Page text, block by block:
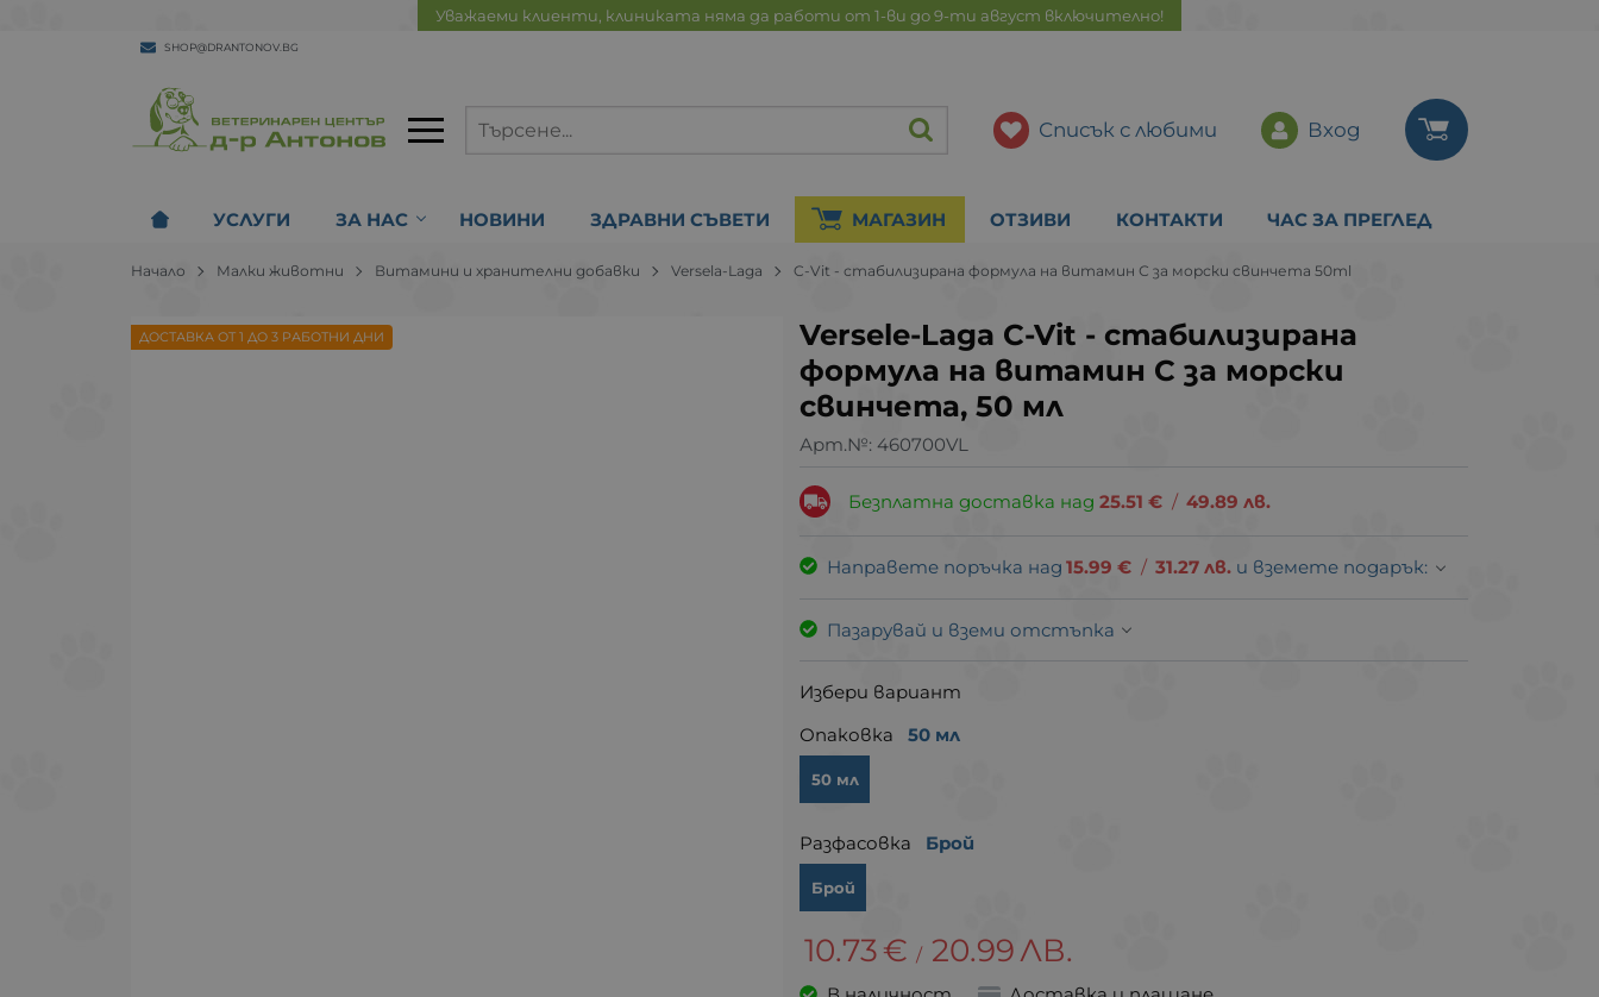
Уважаеми клиенти, клиниката няма да работи от 1-ви до 9-ти август включително!
SHOP@DRANTONOV.BG
Списък с любими Вход
УСЛУГИ ЗА НАС НОВИНИ ЗДРАВНИ СЪВЕТИ МАГАЗИН ОТЗИВИ КОНТАКТИ ЧАС ЗА ПРЕГЛЕД
Начало Малки животни Витамини и хранителни добавки Versela-Laga C-Vit - стабилизирана формула на витамин С за морски свинчета 50ml
Versele-Laga C-Vit - стабилизирана
формула на витамин С за морски
свинчета, 50 мл
Арт.№: 460700VL
ДОСТАВКА ОТ 1 ДО 3 РАБОТНИ ДНИ
Безплатна доставка над25.51 € / 49.89 лв.
Направете поръчка над 15.99 € / 31.27 лв. и вземете подарък:
Пазарувай и вземи отстъпка
Избери вариант
Опаковка
50 мл
50 мл
Разфасовка Брой
Брой
10.73€ / 20.99ЛВ.